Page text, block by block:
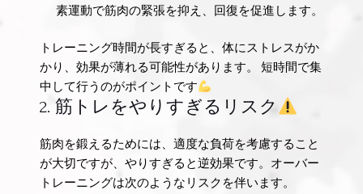
素運動で筋肉の緊張を抑え、回復を促進します。
トレーニング時間が長すぎると、体にストレスがか
かり、効果が薄れる可能性があります。 短時間で集
中して行うのがポイントです
2. 筋トレをやりすぎるリスク
筋肉を鍛えるためには、適度な負荷を考慮すること
が大切ですが、やりすぎると逆効果です。オーバー
トレーニングは次のようなリスクを伴います。